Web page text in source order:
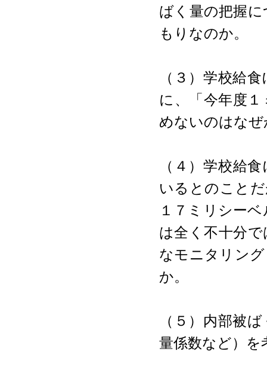
ばく量の把握
もりなのか。
（３）学校給
に、「今年度
めないのはなぜ
（４）学校給
いるとのこと
１７ミリシー
は全く不十分
なモニタリン
か。
（５）内部被
量係数など）を